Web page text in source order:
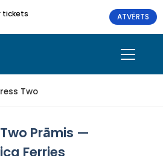
tickets ATVĒRTS
Two
Prāmis —
Ferries